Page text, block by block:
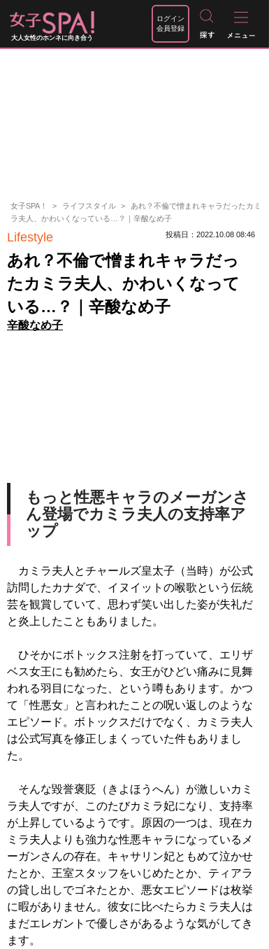
大人女性のホンネに向き合う
ログイン
会員登録
女子SPA！ ライフスタイル
あれ？不倫で憎まれキャラだったカミ
ラ夫人、かわいくなっている…？｜辛酸なめ子
Lifestyle 投稿日：2022.10.08 08:46
あれ？不倫で憎まれキャラだっ
たカミラ夫人、かわいくなって
いる…？｜辛酸なめ子
辛酸なめ子
もっと性悪キャラのメーガンさ
ん登場でカミラ夫人の支持率ア
ップ
カミラ夫人とチャールズ皇太子（当時）が公式
訪問したカナダで、イヌイットの喉歌という伝統
芸を観賞していて、思わず笑い出した姿が失礼だ
と炎上したこともありました。
ひそかにボトックス注射を打っていて、エリザ
ベス女王にも勧めたら、女王がひどい痛みに見舞
われる羽目になった、という噂もあります。かつ
て「性悪女」と言われたことの呪い返しのような
エピソード。ボトックスだけでなく、カミラ夫人
は公式写真を修正しまくっていた件もありまし
た。
そんな毀誉褒貶（きよほうへん）が激しいカミ
ラ夫人ですが、このたびカミラ妃になり、支持率
が上昇しているようです。原因の一つは、現在カ
ミラ夫人よりも強力な性悪キャラになっているメ
ーガンさんの存在。キャサリン妃ともめて泣かせ
たとか、王室スタッフをいじめたとか、ティアラ
の貸し出しでゴネたとか、悪女エピソードは枚挙
に暇がありません。彼女に比べたらカミラ夫人は
まだエレガントで優しさがあるような気がしてき
ます。